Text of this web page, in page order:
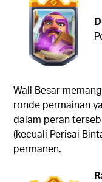
Wali Besar
ronde permainan
dalam peran
(kecuali Perisai
permanen.